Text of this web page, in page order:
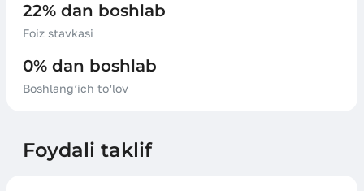
22% dan boshlab
Foiz stavkasi
0% dan boshlab
Boshlang‘ich to‘lov
Foydali taklif